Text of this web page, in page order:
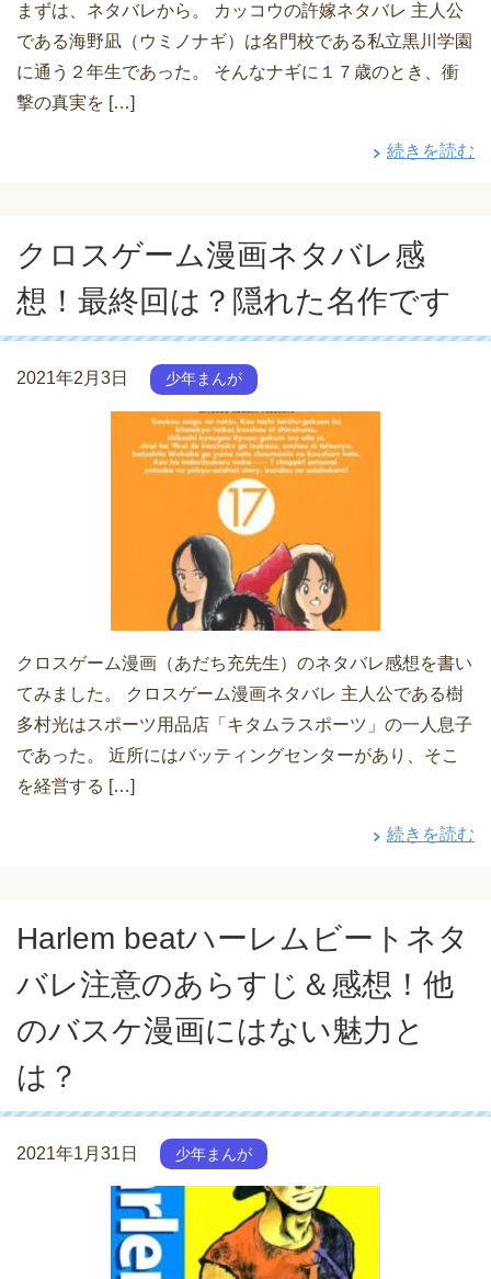
まずは、ネタバレから。 カッコウの許嫁ネタバレ 主人公
である海野凪（ウミノナギ）は名門校である私立黒川学園
に通う２年生であった。 そんなナギに１７歳のとき、衝
撃の真実を […]
続きを読む
クロスゲーム漫画ネタバレ感
想！最終回は？隠れた名作です
2021年2月3日 少年まんが
クロスゲーム漫画（あだち充先生）のネタバレ感想を書い
てみました。 クロスゲーム漫画ネタバレ 主人公である樹
多村光はスポーツ用品店「キタムラスポーツ」の一人息子
であった。 近所にはバッティングセンターがあり、そこ
を経営する […]
続きを読む
Harlem beatハーレムビートネタ
バレ注意のあらすじ＆感想！他
のバスケ漫画にはない魅力と
は？
2021年1月31日 少年まんが